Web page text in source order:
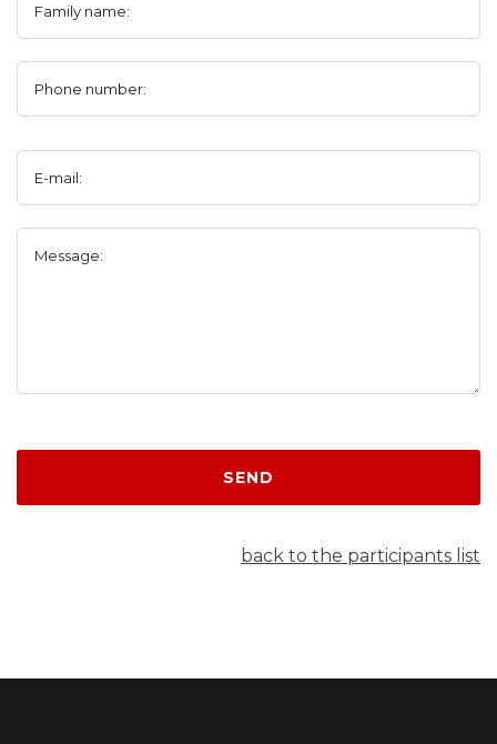
Family name:
Phone number:
E-mail:
Message:
SEND
back to the participants list